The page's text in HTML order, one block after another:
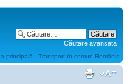
Căutare avansată
principală - Transport în comun România